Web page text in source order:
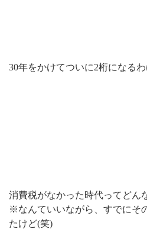
30年をかけてついに2桁になるわ
消費税がなかった時代ってどん
※なんていいながら、すでにそ
たけど(笑)